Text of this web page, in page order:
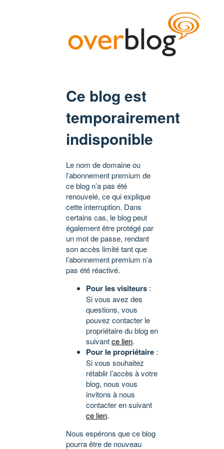
Ce blog est
temporairement
indisponible
Le nom de domaine ou
l’abonnement premium de
ce blog n’a pas été
renouvelé, ce qui explique
cette interruption. Dans
certains cas, le blog peut
également être protégé par
un mot de passe, rendant
son accès limité tant que
l’abonnement premium n’a
pas été réactivé.
Pour les visiteurs :
Si vous avez des
questions, vous
pouvez contacter le
propriétaire du blog en
suivantce lien.
Pour le propriétaire :
Si vous souhaitez
rétablir l’accès à votre
blog, nous vous
invitons à nous
contacter en suivant
ce lien.
Nous espérons que ce blog
pourra être de nouveau